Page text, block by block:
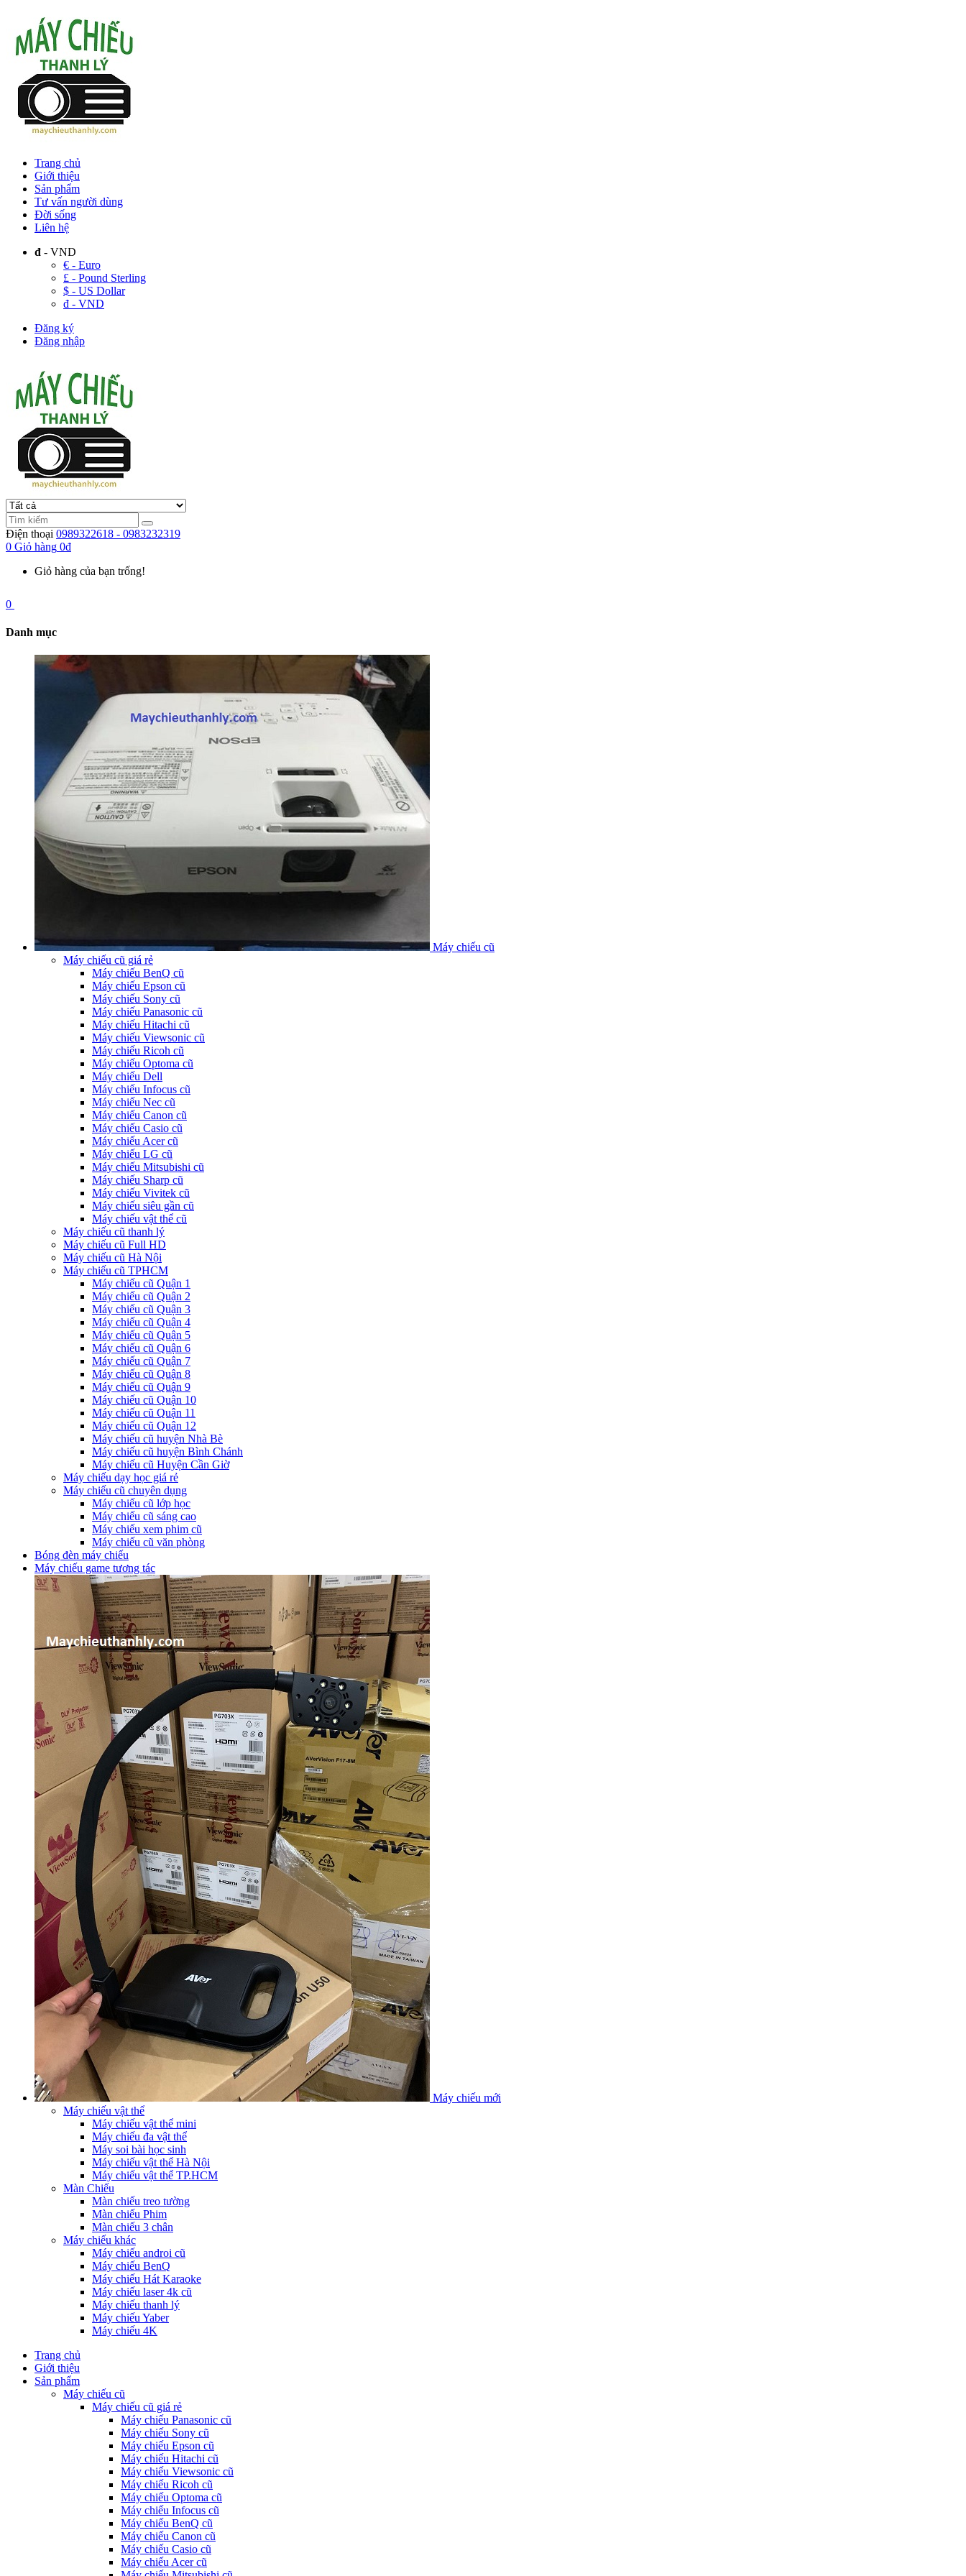
Trang chủ
Giới thiệu
Sản phẩm
Tư vấn người dùng
Đời sống
Liên hệ
đ - VND
€ - Euro
£ - Pound Sterling
$ - US Dollar
đ - VND
Đăng ký
Đăng nhập
Điện thoại 0989322618 - 0983232319
0 Giỏ hàng 0đ
Giỏ hàng của bạn trống!
0
Danh mục
Máy chiếu cũ
Máy chiếu cũ giá rẻ
Máy chiếu BenQ cũ
Máy chiếu Epson cũ
Máy chiếu Sony cũ
Máy chiếu Panasonic cũ
Máy chiếu Hitachi cũ
Máy chiếu Viewsonic cũ
Máy chiếu Ricoh cũ
Máy chiếu Optoma cũ
Máy chiếu Dell
Máy chiếu Infocus cũ
Máy chiếu Nec cũ
Máy chiếu Canon cũ
Máy chiếu Casio cũ
Máy chiếu Acer cũ
Máy chiếu LG cũ
Máy chiếu Mitsubishi cũ
Máy chiếu Sharp cũ
Máy chiếu Vivitek cũ
Máy chiếu siêu gần cũ
Máy chiếu vật thể cũ
Máy chiếu cũ thanh lý
Máy chiếu cũ Full HD
Máy chiếu cũ Hà Nội
Máy chiếu cũ TPHCM
Máy chiếu cũ Quận 1
Máy chiếu cũ Quận 2
Máy chiếu cũ Quận 3
Máy chiếu cũ Quận 4
Máy chiếu cũ Quận 5
Máy chiếu cũ Quận 6
Máy chiếu cũ Quận 7
Máy chiếu cũ Quận 8
Máy chiếu cũ Quận 9
Máy chiếu cũ Quận 10
Máy chiếu cũ Quận 11
Máy chiếu cũ Quận 12
Máy chiếu cũ huyện Nhà Bè
Máy chiếu cũ huyện Bình Chánh
Máy chiếu cũ Huyện Cần Giờ
Máy chiếu dạy học giá rẻ
Máy chiếu cũ chuyên dụng
Máy chiếu cũ lớp học
Máy chiếu cũ sáng cao
Máy chiếu xem phim cũ
Máy chiếu cũ văn phòng
Bóng đèn máy chiếu
Máy chiếu game tương tác
Máy chiếu mới
Máy chiếu vật thể
Máy chiếu vật thể mini
Máy chiếu đa vật thể
Máy soi bài học sinh
Máy chiếu vật thể Hà Nội
Máy chiếu vật thể TP.HCM
Màn Chiếu
Màn chiếu treo tường
Màn chiếu Phim
Màn chiếu 3 chân
Máy chiếu khác
Máy chiếu androi cũ
Máy chiếu BenQ
Máy chiếu Hát Karaoke
Máy chiếu laser 4k cũ
Máy chiếu thanh lý
Máy chiếu Yaber
Máy chiếu 4K
Trang chủ
Giới thiệu
Sản phẩm
Máy chiếu cũ
Máy chiếu cũ giá rẻ
Máy chiếu Panasonic cũ
Máy chiếu Sony cũ
Máy chiếu Epson cũ
Máy chiếu Hitachi cũ
Máy chiếu Viewsonic cũ
Máy chiếu Ricoh cũ
Máy chiếu Optoma cũ
Máy chiếu Infocus cũ
Máy chiếu BenQ cũ
Máy chiếu Canon cũ
Máy chiếu Casio cũ
Máy chiếu Acer cũ